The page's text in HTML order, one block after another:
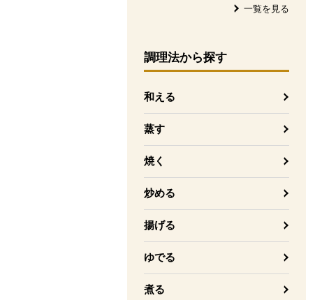
一覧を見る
調理法から探す
和える
蒸す
焼く
炒める
揚げる
ゆでる
煮る